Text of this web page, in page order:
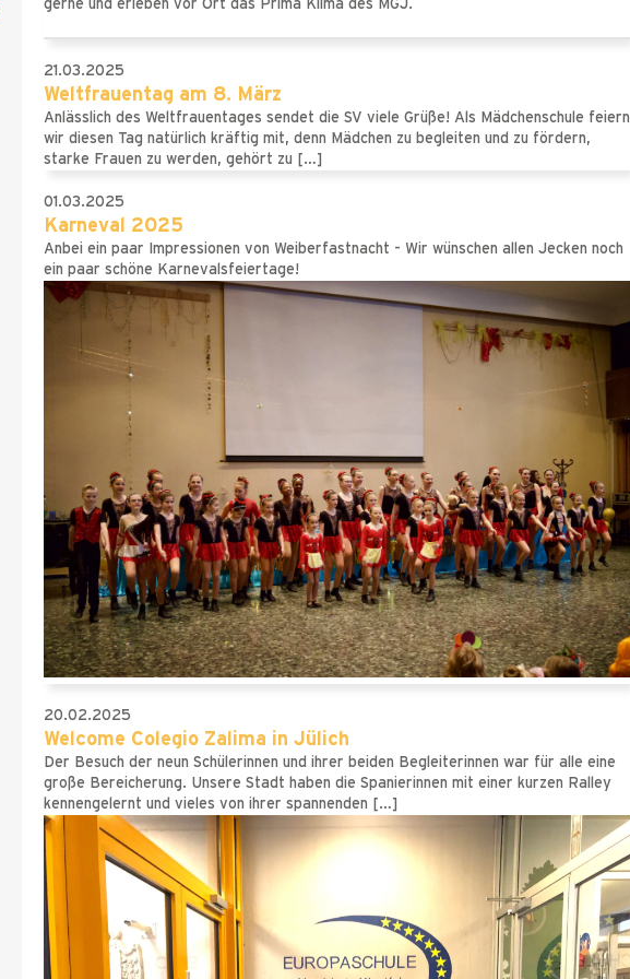
gerne und erleben vor Ort das Prima Klima des MGJ.
21.03.2025
Weltfrauentag am 8. März
Anlässlich des Weltfrauentages sendet die SV viele Grüße! Als Mädchenschule feiern
wir diesen Tag natürlich kräftig mit, denn Mädchen zu begleiten und zu fördern,
starke Frauen zu werden, gehört zu […]
01.03.2025
Karneval 2025
Anbei ein paar Impressionen von Weiberfastnacht - Wir wünschen allen Jecken noch
ein paar schöne Karnevalsfeiertage!
20.02.2025
Welcome Colegio Zalima in Jülich
Der Besuch der neun Schülerinnen und ihrer beiden Begleiterinnen war für alle eine
große Bereicherung. Unsere Stadt haben die Spanierinnen mit einer kurzen Ralley
kennengelernt und vieles von ihrer spannenden […]